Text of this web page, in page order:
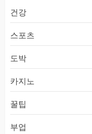
건강
스포츠
도박
카지노
꿀팁
부업